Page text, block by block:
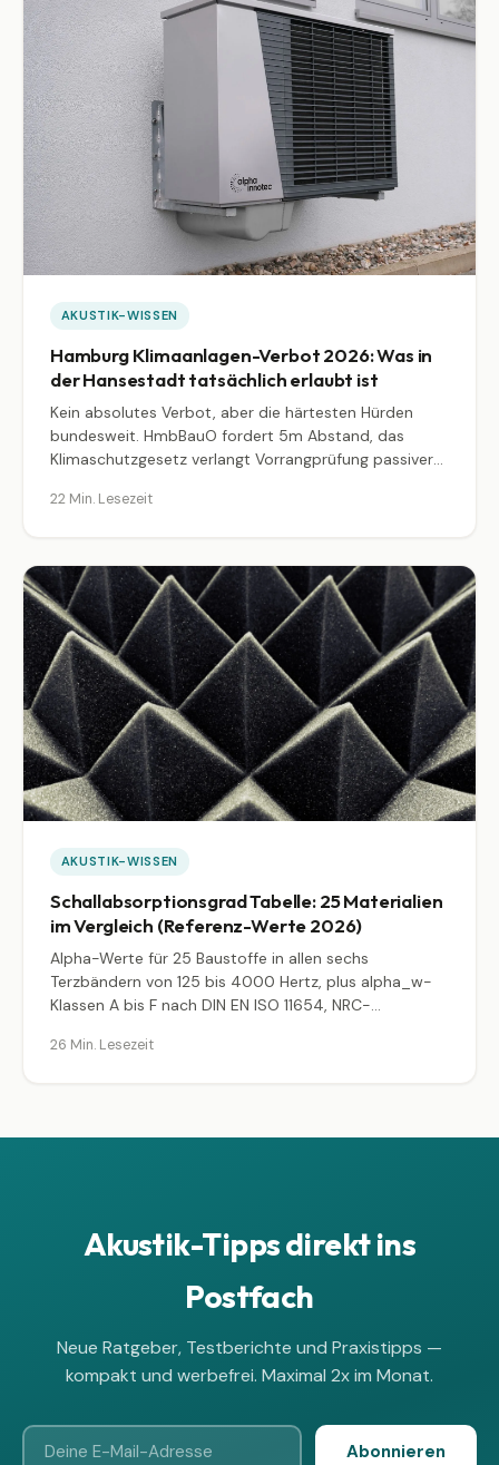
AKUSTIK-WISSEN
Hamburg Klimaanlagen-Verbot 2026: Was in
der Hansestadt tatsächlich erlaubt ist
Kein absolutes Verbot, aber die härtesten Hürden
bundesweit. HmbBauO fordert 5m Abstand, das
Klimaschutzgesetz verlangt Vorrangprüfung passiver
Innenstadt. Was in Hamburg wirklich geht, was 2026
22 Min. Lesezeit
AKUSTIK-WISSEN
Schallabsorptionsgrad Tabelle: 25 Materialien
im Vergleich (Referenz-Werte 2026)
Alpha-Werte für 25 Baustoffe in allen sechs
Terzbändern von 125 bis 4000 Hertz, plus alpha_w-
Klassen A bis F nach DIN EN ISO 11654, NRC-
wie ein Konferenzraum von 3,2 auf 0,8 Sekunden
26 Min. Lesezeit
Akustik-Tipps direkt ins
Postfach
Neue Ratgeber, Testberichte und Praxistipps —
kompakt und werbefrei. Maximal 2x im Monat.
Abonnieren